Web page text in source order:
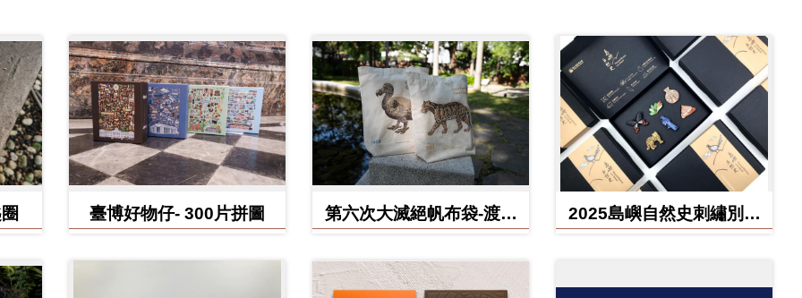
臺博好物仔- 300片拼圖
第六次大滅絕帆布袋-渡渡
牛
2025島嶼自然史刺繡別針